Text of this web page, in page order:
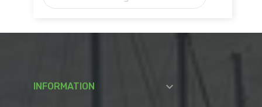
INFORMATION 